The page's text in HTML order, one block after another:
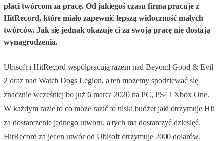
płaci twórcom za pracę. Od jakiegoś czasu firma pracuje z
HitRecord, które miało zapewnić lepszą widoczność małych
twórców. Jak się jednak okazuje ci za swoją pracę nie dostają
wynagrodzenia.
Ubisoft i HitRecord współpracują razem nad Beyond Good & Evil
2 oraz nad Watch Dogs Legion, a ten możemy spodziewać się
znacznie wcześniej bo już 6 marca 2020 na PC, PS4 i Xbox One.
W każdym razie to co może razić to niski budżet jaki otrzymuje Hit
za dostarczenie jednego utworu, a tych ma dostarczyć dziesięć.
HitRecord za jeden utwór od Ubisoft otrzymuje 2000 dolarów.